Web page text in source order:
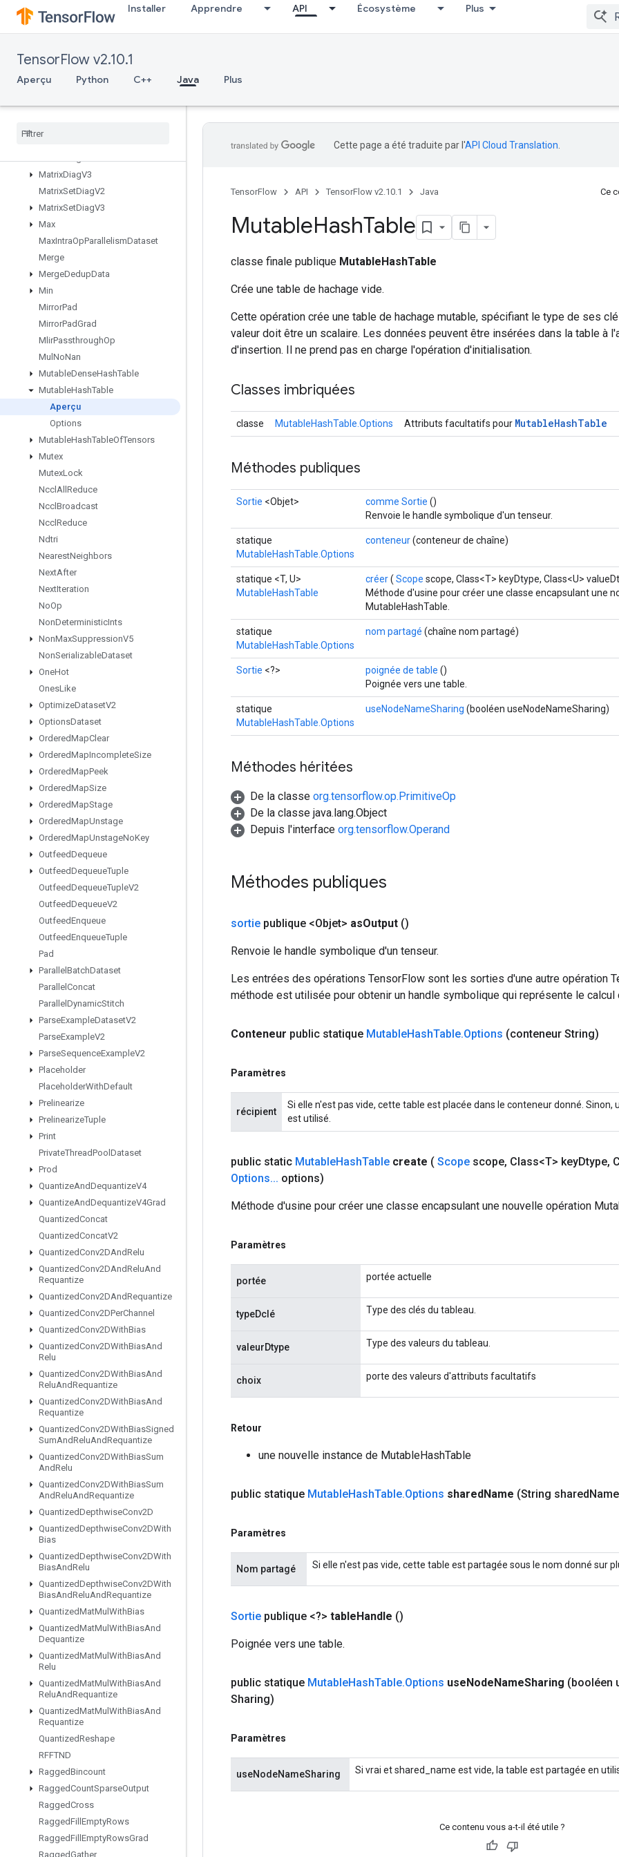
Installer Apprendre API Écosystème Plus
TensorFlow v2.10.1
Aperçu Python C++ Java Plus
MapClear
MapIncompleteSize
MapSize
MapStage
MapUnstageNoKey
MatrixDiagV3
MatrixSetDiagV2
MatrixSetDiagV3
Max
MaxIntraOpParallelismDataset
Merge
MergeDedupData
Min
MirrorPad
MirrorPadGrad
MlirPassthroughOp
Mul NoNan
MutableDenseHashTable
MutableHashTable
Aperçu
Options
MutableHashTableOfTensors
Mutex
MutexLock
Nccl All Reduce
Nccl Broadcast
Nccl Reduce
Ndtri
NearestNeighbors
NextAfter
NextIteration
NoOp
NonDeterministicInts
NonMaxSuppressionV5
NonSerializableDataset
OneHot
OnesLike
OptimizeDatasetV2
OptionsDataset
OrderedMapClear
OrderedMapIncompleteSize
OrderedMapPeek
OrderedMapSize
OrderedMapStage
OrderedMapUnstage
OrderedMapUnstageNoKey
OutfeedDequeue
OutfeedDequeueTuple
OutfeedDequeueTupleV2
OutfeedDequeueV2
OutfeedEnqueue
OutfeedEnqueueTuple
Pad
Parallel BatchDataset
Parallel Concat
Parallel DynamicStitch
ParseExampleDatasetV2
ParseExampleV2
ParseSequenceExampleV2
Placeholder
PlaceholderWithDefault
Prelinearize
PrelinearizeTuple
Print
PrivateThreadPool Dataset
Prod
QuantizeAndDequantizeV4
QuantizeAndDequantizeV4Grad
QuantizedConcat
QuantizedConcatV2
QuantizedConv2DAndRelu
QuantizedConv2DAndReluAnd
Requantize
QuantizedConv2DAndRequantize
QuantizedConv2DPerChannel
QuantizedConv2DWithBias
QuantizedConv2DWithBiasAnd
Relu
QuantizedConv2DWithBiasAnd
ReluAndRequantize
QuantizedConv2DWithBiasAnd
Requantize
QuantizedConv2DWithBiasSigned
SumAndReluAndRequantize
QuantizedConv2DWithBiasSum
AndRelu
QuantizedConv2DWithBiasSum
AndReluAndRequantize
QuantizedDepthwiseConv2D
QuantizedDepthwiseConv2DWith
Bias
QuantizedDepthwiseConv2DWith
BiasAndRelu
QuantizedDepthwiseConv2DWith
BiasAndReluAndRequantize
QuantizedMatMul WithBias
QuantizedMatMul WithBiasAnd
Dequantize
QuantizedMatMul WithBiasAnd
Relu
QuantizedMatMul WithBiasAnd
ReluAndRequantize
QuantizedMatMul WithBiasAnd
Requantize
QuantizedReshape
RFFTND
RaggedBincount
RaggedCountSparseOutput
RaggedCross
RaggedFill EmptyRows
RaggedFill EmptyRowsGrad
RaggedGather
Cette page a été traduite par l'API Cloud Translation
TensorFlow API TensorFlow v2.10.1 Java Ce
MutableHashTable
classe finale publique MutableHashTable
Crée une table de hachage vide.
Cette opération crée une table de hachage mutable, spécifiant le type de ses
valeur doit être un scalaire. Les données peuvent être insérées dans la table à
d'insertion. Il ne prend pas en charge l'opération d'initialisation.
Classes imbriquées
classe MutableHashTable.Options Attributs facultatifs pour MutableHashTable
Méthodes publiques
Sortie <Objet> comme Sortie ()
Renvoie le handle symbolique d'un tenseur.
statique
MutableHashTable.Options
conteneur(conteneur de chaîne)
statique <T, U>
MutableHashTable
créer( Scope scope, Class<T> keyDtype, Class<U>
Méthode d'usine pour créer une classe encapsulant une
MutableHashTable.
statique
MutableHashTable.Options
nom partagé (chaîne nom partagé)
Sortie <?> poignée de table ()
Poignée vers une table.
statique
MutableHashTable.Options
useNodeNameSharing (booléen useNodeNameSharing)
Méthodes héritées
De la classe org.tensorflow.op.PrimitiveOp
De la classe java.lang.Object
Depuis l'interface org.tensorflow.Operand
Méthodes publiques
sortie publique <Objet> asOutput ()
Renvoie le handle symbolique d'un tenseur.
Les entrées des opérations TensorFlow sont les sorties d'une autre opération
méthode est utilisée pour obtenir un handle symbolique qui représente le calcul
Conteneur public statique MutableHashTable.Options (conteneur String)
Paramètres
récipient
Si elle n'est pas vide, cette table est placée dans le conteneur donné.
est utilisé.
public static MutableHashTable create ( Scope scope, Class<T> keyDtype,
Options... options)
Méthode d'usine pour créer une classe encapsulant une nouvelle opération
Paramètres
portée portée actuelle
typeDclé Type des clés du tableau.
valeurDtype Type des valeurs du tableau.
choix porte des valeurs d'attributs facultatifs
Retour
une nouvelle instance de MutableHashTable
public statique MutableHashTable.Options sharedName (String shared
Paramètres
Nom partagé Si elle n'est pas vide, cette table est partagée sous le nom donné sur
Sortie publique <?> tableHandle ()
Poignée vers une table.
public statique MutableHashTable.Options useNodeNameSharing (booléen
Sharing)
Paramètres
useNodeNameSharing Si vrai et shared_name est vide, la table est partagée en
Ce contenu vous a-t-il été utile ?